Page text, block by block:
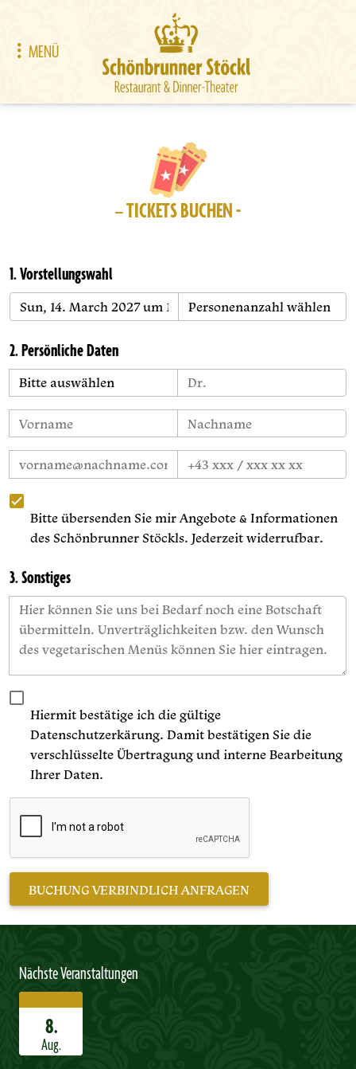
MENÜ
– TICKETS BUCHEN -
1. Vorstellungswahl
2. Persönliche Daten
Bitte übersenden Sie mir Angebote & Informationen
des Schönbrunner Stöckls. Jederzeit widerrufbar.
3. Sonstiges
Hiermit bestätige ich die gültige
Datenschutzerkärung. Damit bestätigen Sie die
verschlüsselte Übertragung und interne Bearbeitung
Ihrer Daten.
Nächste Veranstaltungen
8.
Aug.